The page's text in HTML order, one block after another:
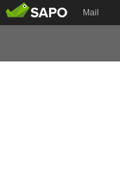
Mail